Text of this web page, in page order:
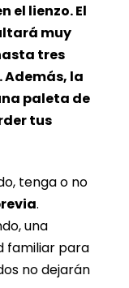
el lienzo. El
muy
tres
la
paleta de
tus
tenga o no
.
una
familiar para
no dejarán